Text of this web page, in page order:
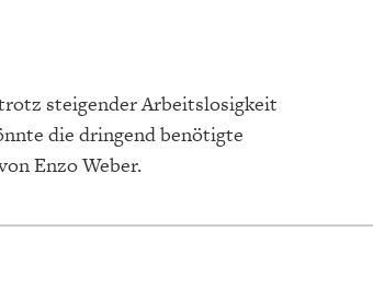
steigender Arbeitslosigkeit
die dringend benötigte
Enzo Weber.